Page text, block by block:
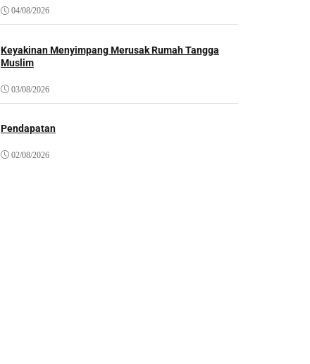
04/08/2026
Keyakinan Menyimpang Merusak Rumah Tangga
Muslim
03/08/2026
Pendapatan
02/08/2026